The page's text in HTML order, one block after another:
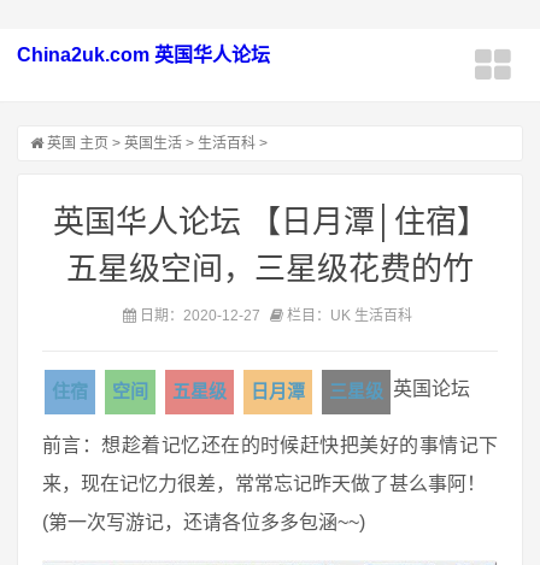
China2uk.com 英国华人论坛
英国 主页 > 英国生活 > 生活百科 >
英国华人论坛 【日月潭│住宿】
五星级空间，三星级花费的竹
日期：2020-12-27 栏目：UK 生活百科
住宿 空间 五星级 日月潭 三星级 英国论坛
前言：想趁着记忆还在的时候赶快把美好的事情记下
来，现在记忆力很差，常常忘记昨天做了甚么事阿！
(第一次写游记，还请各位多多包涵~~)